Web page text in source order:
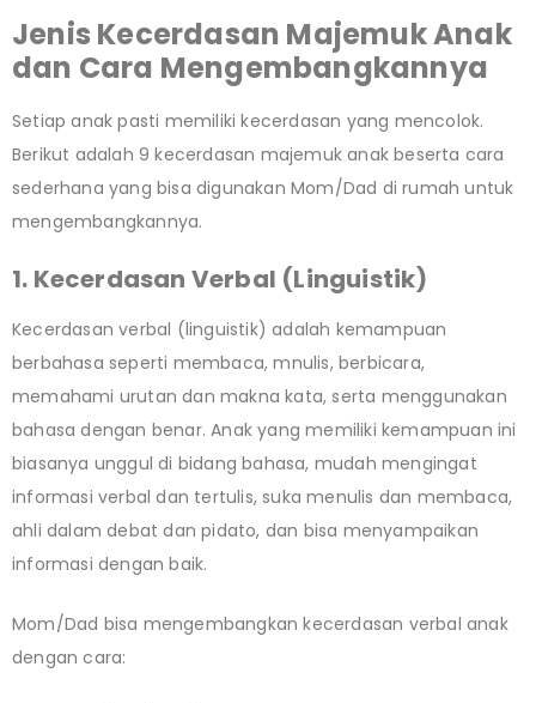
Jenis Kecerdasan Majemuk Anak
dan Cara Mengembangkannya
Setiap anak pasti memiliki kecerdasan yang mencolok.
Berikut adalah 9 kecerdasan majemuk anak beserta cara
sederhana yang bisa digunakan Mom/Dad di rumah untuk
mengembangkannya.
1. Kecerdasan Verbal (Linguistik)
Kecerdasan verbal (linguistik) adalah kemampuan
berbahasa seperti membaca, mnulis, berbicara,
memahami urutan dan makna kata, serta menggunakan
bahasa dengan benar. Anak yang memiliki kemampuan ini
biasanya unggul di bidang bahasa, mudah mengingat
informasi verbal dan tertulis, suka menulis dan membaca,
ahli dalam debat dan pidato, dan bisa menyampaikan
informasi dengan baik.
Mom/Dad bisa mengembangkan kecerdasan verbal anak
dengan cara: